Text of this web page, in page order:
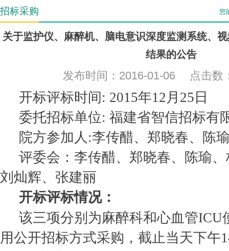
招标采购 您
关于监护仪、麻醉机、脑电意识深度监测系统、
结果的公告
发布时间：2016-01-06 点击数
开标评标时间: 2015年12月25日
委托招标单位: 福建省智信招标有
院方参加人:李传醋、郑晓春、陈
评委会：李传醋、郑晓春、陈瑜
刘灿辉、张建丽
开标评标情况：
该三项分别为麻醉科和心血管ICU
用公开招标方式采购，截止当天下午